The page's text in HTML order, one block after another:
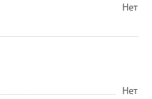
Нет
Нет